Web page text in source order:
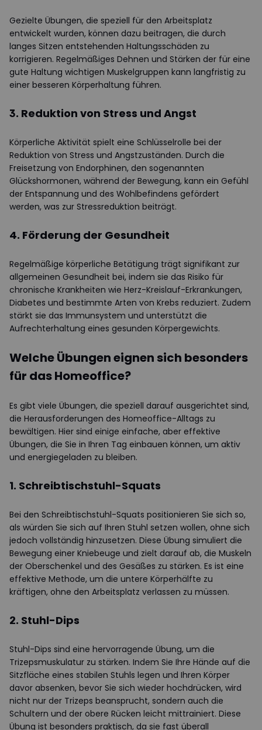
Gezielte Übungen, die speziell für den Arbeitsplatz
entwickelt wurden, können dazu beitragen, die durch
langes Sitzen entstehenden Haltungsschäden zu
korrigieren. Regelmäßiges Dehnen und Stärken der für eine
gute Haltung wichtigen Muskelgruppen kann langfristig zu
einer besseren Körperhaltung führen.
3. Reduktion von Stress und Angst
Körperliche Aktivität spielt eine Schlüsselrolle bei der
Reduktion von Stress und Angstzuständen. Durch die
Freisetzung von Endorphinen, den sogenannten
Glückshormonen, während der Bewegung, kann ein Gefühl
der Entspannung und des Wohlbefindens gefördert
werden, was zur Stressreduktion beiträgt.
4. Förderung der Gesundheit
Regelmäßige körperliche Betätigung trägt signifikant zur
allgemeinen Gesundheit bei, indem sie das Risiko für
chronische Krankheiten wie Herz-Kreislauf-Erkrankungen,
Diabetes und bestimmte Arten von Krebs reduziert. Zudem
stärkt sie das Immunsystem und unterstützt die
Aufrechterhaltung eines gesunden Körpergewichts.
Welche Übungen eignen sich besonders
für das Homeoffice?
Es gibt viele Übungen, die speziell darauf ausgerichtet sind,
die Herausforderungen des Homeoffice-Alltags zu
bewältigen. Hier sind einige einfache, aber effektive
Übungen, die Sie in Ihren Tag einbauen können, um aktiv
und energiegeladen zu bleiben.
1. Schreibtischstuhl-Squats
Bei den Schreibtischstuhl-Squats positionieren Sie sich so,
als würden Sie sich auf Ihren Stuhl setzen wollen, ohne sich
jedoch vollständig hinzusetzen. Diese Übung simuliert die
Bewegung einer Kniebeuge und zielt darauf ab, die Muskeln
der Oberschenkel und des Gesäßes zu stärken. Es ist eine
effektive Methode, um die untere Körperhälfte zu
kräftigen, ohne den Arbeitsplatz verlassen zu müssen.
2. Stuhl-Dips
Stuhl-Dips sind eine hervorragende Übung, um die
Trizepsmuskulatur zu stärken. Indem Sie Ihre Hände auf die
Sitzfläche eines stabilen Stuhls legen und Ihren Körper
davor absenken, bevor Sie sich wieder hochdrücken, wird
nicht nur der Trizeps beansprucht, sondern auch die
Schultern und der obere Rücken leicht mittrainiert. Diese
Übung ist besonders praktisch, da sie fast überall